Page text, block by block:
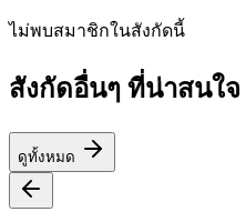
ไม่พบสมาชิกในสังกัดนี้
สังกัดอื่นๆ ที่น่าสนใจ
ดูทั้งหมด